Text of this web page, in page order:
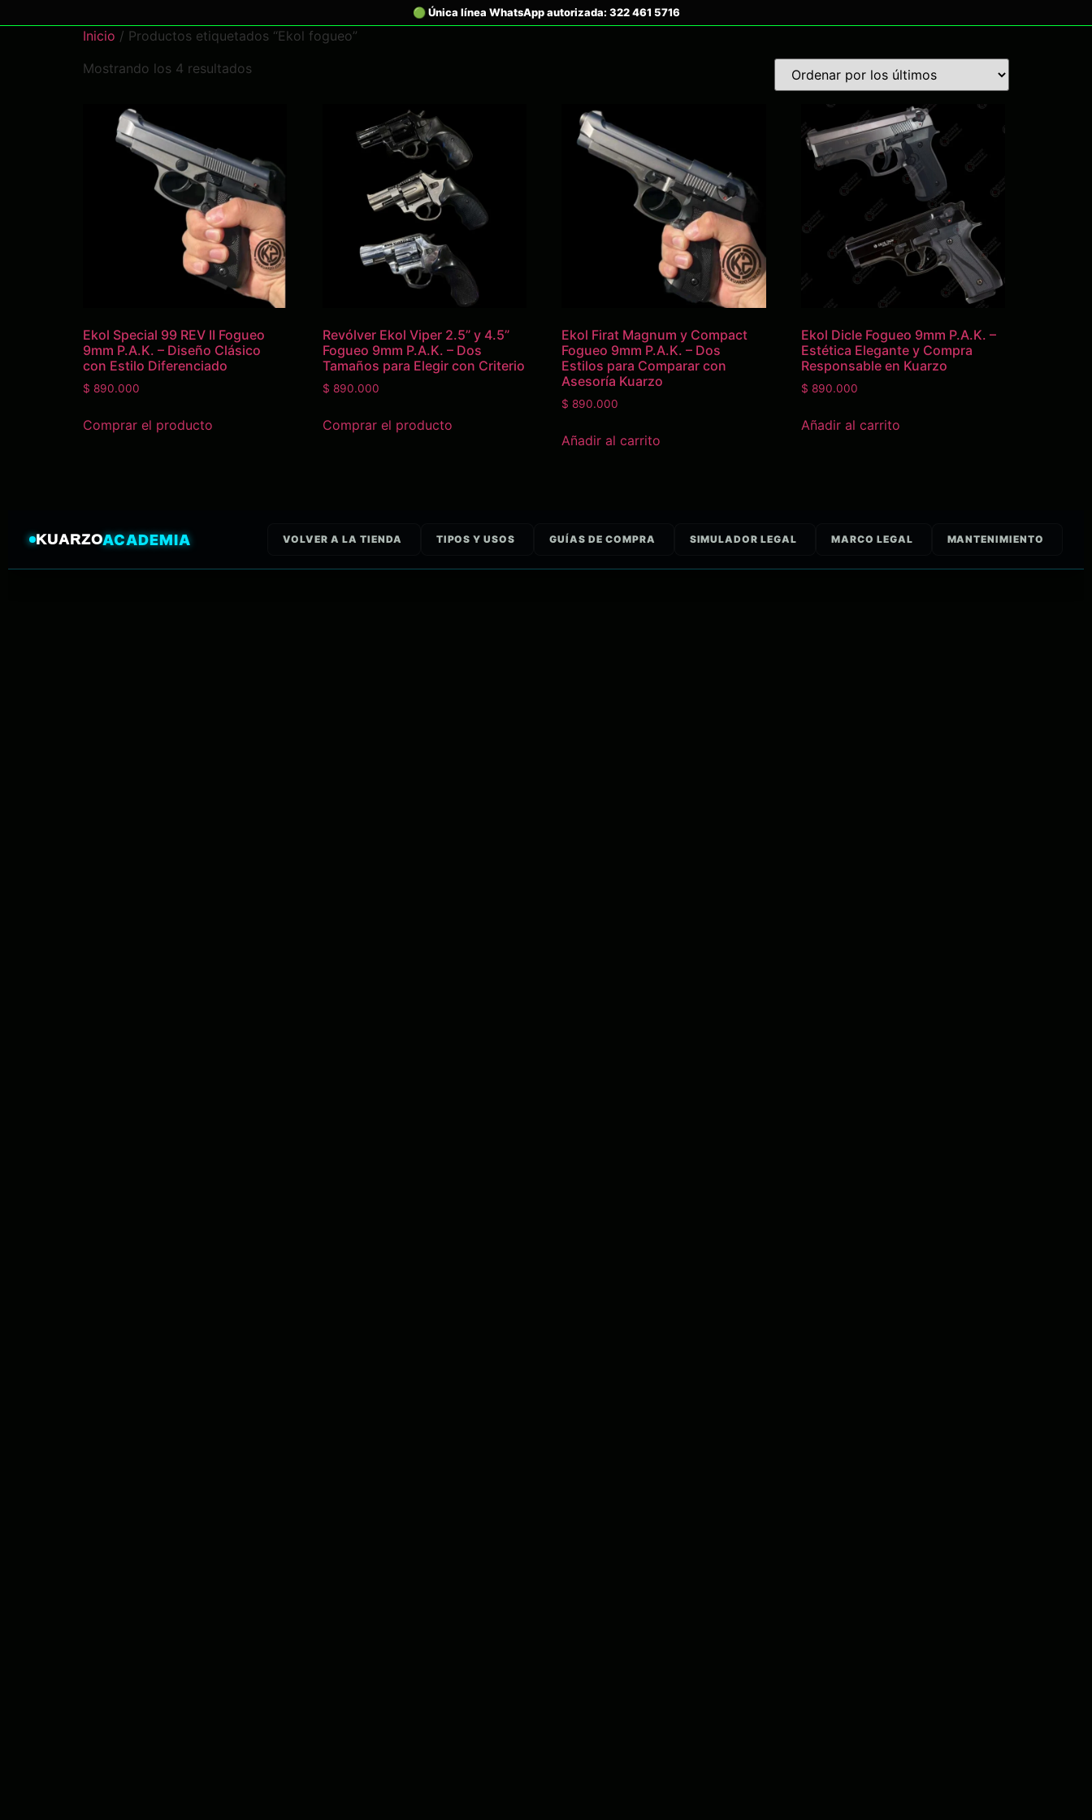
Inicio / Productos etiquetados “Ekol fogueo”
Mostrando los 4 resultados
Ekol Special 99 REV II Fogueo
9mm P.A.K. – Diseño Clásico
con Estilo Diferenciado
$ 890.000
Comprar el producto
Revólver Ekol Viper 2.5” y 4.5”
Fogueo 9mm P.A.K. – Dos
Tamaños para Elegir con Criterio
$ 890.000
Comprar el producto
Ekol Firat Magnum y Compact
Fogueo 9mm P.A.K. – Dos
Estilos para Comparar con
Asesoría Kuarzo
$ 890.000
Añadir al carrito
Ekol Dicle Fogueo 9mm P.A.K. –
Estética Elegante y Compra
Responsable en Kuarzo
$ 890.000
Añadir al carrito
KUARZOACADEMIA VOLVER A LA TIENDA TIPOS Y USOS GUÍAS DE COMPRA SIMULADOR LEGAL MARCO LEGAL MANTENIMIENTO